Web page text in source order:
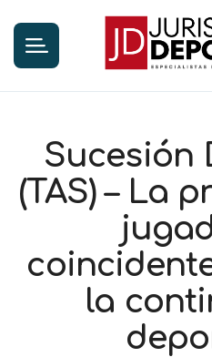
Sucesión
(TAS) – La
la